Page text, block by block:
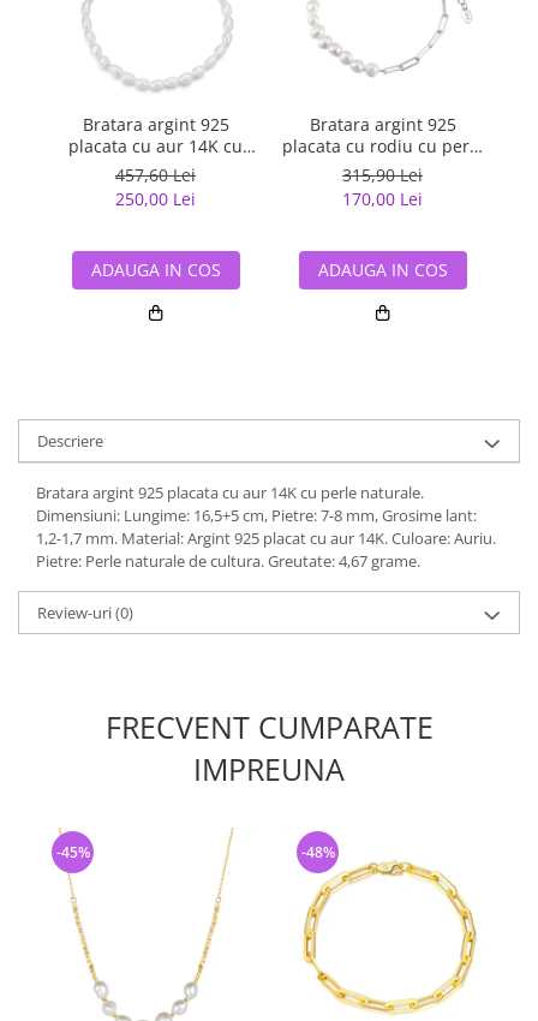
Bratara argint 925
placata cu aur 14K cu
perle naturale
457,60 Lei
250,00 Lei
ADAUGA IN COS
Bratara argint 925
placata cu rodiu cu perle
naturale
315,90 Lei
170,00 Lei
ADAUGA IN COS
Descriere
Bratara argint 925 placata cu aur 14K cu perle naturale.
Dimensiuni: Lungime: 16,5+5 cm, Pietre: 7-8 mm, Grosime lant:
1,2-1,7 mm. Material: Argint 925 placat cu aur 14K. Culoare: Auriu.
Pietre: Perle naturale de cultura. Greutate: 4,67 grame.
Review-uri(0)
FRECVENT CUMPARATE
IMPREUNA
-45% -48%